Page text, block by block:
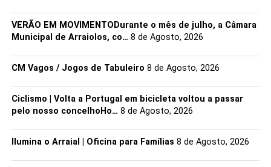
Vicente na pista. Foto: Filipe Cairrão
O ponto azul de Beja
O
VERÃO EM MOVIMENTODurante o mês de julho, a Câmara
Municipal de Arraiolos, co… 8 de Agosto, 2026
CM Vagos / Jogos de Tabuleiro 8 de Agosto, 2026
Ciclismo | Volta a Portugal em bicicleta voltou a passar
pelo nosso concelhoHo… 8 de Agosto, 2026
Ilumina o Arraial | Oficina para Famílias 8 de Agosto, 2026